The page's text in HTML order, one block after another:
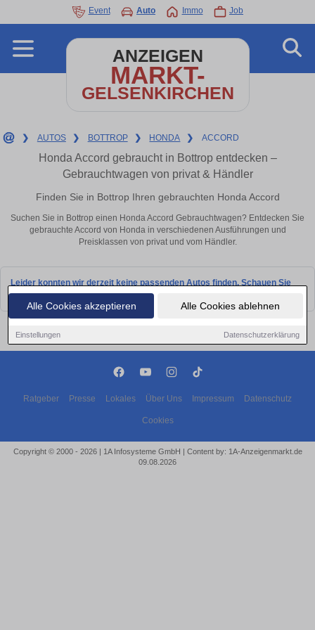
Alle Cookies akzeptieren Alle Cookies ablehnen
Einstellungen Datenschutzerklärung
Event Auto Immo Job
ANZEIGEN
MARKT-
GELSENKIRCHEN
❯ AUTOS ❯ BOTTROP ❯ HONDA ❯ ACCORD
Honda Accord gebraucht in Bottrop entdecken –
Gebrauchtwagen von privat & Händler
Finden Sie in Bottrop Ihren gebrauchten Honda Accord
Suchen Sie in Bottrop einen Honda Accord Gebrauchtwagen? Entdecken Sie
gebrauchte Accord von Honda in verschiedenen Ausführungen und
Preisklassen von privat und vom Händler.
Leider konnten wir derzeit keine passenden Autos finden. Schauen Sie
bald wieder vorbei!
Ratgeber Presse Lokales Über Uns Impressum Datenschutz
Cookies
Copyright © 2000 - 2026 | 1A Infosysteme GmbH | Content by: 1A-Anzeigenmarkt.de
09.08.2026